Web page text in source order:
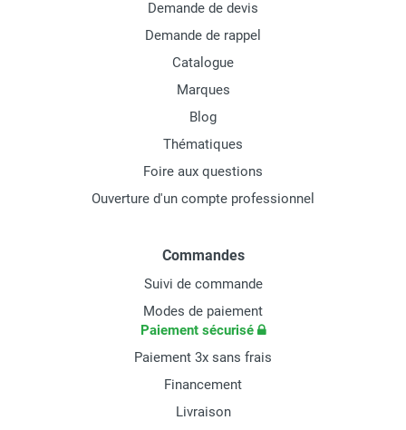
Demande de devis
Demande de rappel
Catalogue
Marques
Blog
Thématiques
Foire aux questions
Ouverture d'un compte professionnel
Commandes
Suivi de commande
Modes de paiement
Paiement sécurisé
Paiement 3x sans frais
Financement
Livraison